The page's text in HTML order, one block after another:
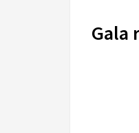
Gala